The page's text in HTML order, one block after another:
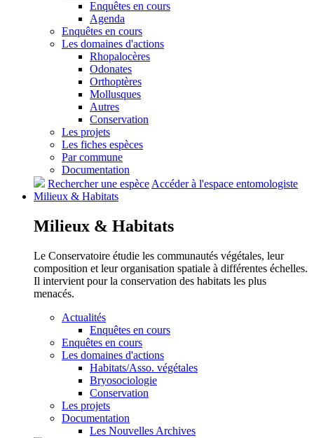
Enquêtes en cours
Agenda
Enquêtes en cours
Les domaines d'actions
Rhopalocères
Odonates
Orthoptères
Mollusques
Autres
Conservation
Les projets
Les fiches espèces
Par commune
Documentation
Rechercher une espèce Accéder à l'espace entomologiste
Milieux & Habitats
Milieux & Habitats
Le Conservatoire étudie les communautés végétales, leur
composition et leur organisation spatiale à différentes échelles.
Il intervient pour la conservation des habitats les plus
menacés.
Actualités
Enquêtes en cours
Enquêtes en cours
Les domaines d'actions
Habitats/Asso. végétales
Bryosociologie
Conservation
Les projets
Documentation
Les Nouvelles Archives